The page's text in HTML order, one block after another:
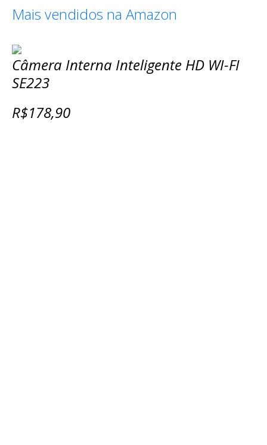
Mais vendidos na Amazon
Câmera Interna Inteligente HD WI-FI
SE223
R$178,90